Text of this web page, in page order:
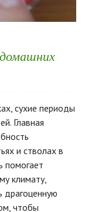
сухие периоды
Главная
и стволах в
помогает
климату,
драгоценную
чтобы